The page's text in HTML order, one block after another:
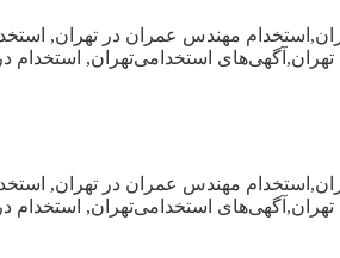
مهندس عمران در تهران,
استخدامی‌تهران,
مهندس عمران در تهران,
استخدامی‌تهران,